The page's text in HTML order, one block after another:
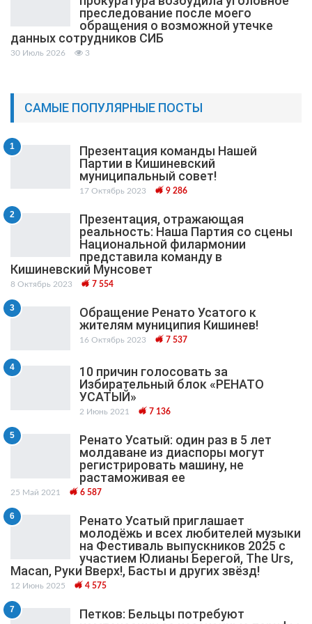
преследование после моего
обращения о возможной утечке
данных сотрудников СИБ
30 Июль 2026 3
САМЫЕ ПОПУЛЯРНЫЕ ПОСТЫ
1
Презентация команды Нашей
Партии в Кишиневский
муниципальный cовет!
17 Октябрь 2023 9 286
2
Презентация, отражающая
реальность: Наша Партия со сцены
Национальной филармонии
представила команду в
Кишиневский Мунсовет
8 Октябрь 2023 7 554
3
Обращение Ренато Усатого к
жителям муниципия Кишинев!
16 Октябрь 2023 7 537
4
10 причин голосовать за
Избирательный блок «РЕНАТО
УСАТЫЙ»
2 Июнь 2021 7 136
5
Ренато Усатый: один раз в 5 лет
молдаване из диаспоры могут
регистрировать машину, не
растаможивая ее
25 Май 2021 6 587
6
Ренато Усатый приглашает
молодёжь и всех любителей музыки
на Фестиваль выпускников 2025 с
участием Юлианы Берегой, The Urs,
Macan, Руки Вверх!, Басты и других звёзд!
12 Июнь 2025 4 575
7
Петков: Бельцы потребуют